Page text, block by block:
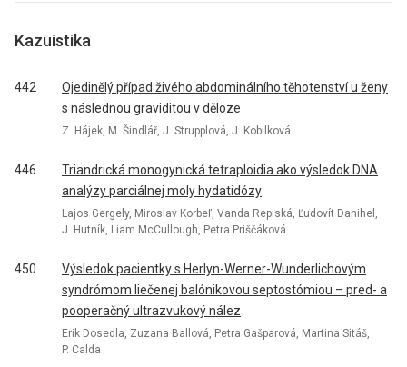
Kazuistika
442
Ojedinělý případ živého abdominálního těhotenství u ženy
s následnou graviditou v děloze
Z. Hájek, M. Šindlář, J. Strupplová, J. Kobilková
446
Triandrická monogynická tetraploidia ako výsledok DNA
analýzy parciálnej moly hydatidózy
Lajos Gergely, Miroslav Korbeľ, Vanda Repiská, Ľudovít Danihel,
J. Hutník, Liam McCullough, Petra Priščáková
450
Výsledok pacientky s Herlyn-Werner-Wunderlichovým
syndrómom liečenej balónikovou septostómiou – pred- a
pooperačný ultrazvukový nález
Erik Dosedla, Zuzana Ballová, Petra Gašparová, Martina Sitáš,
P. Calda